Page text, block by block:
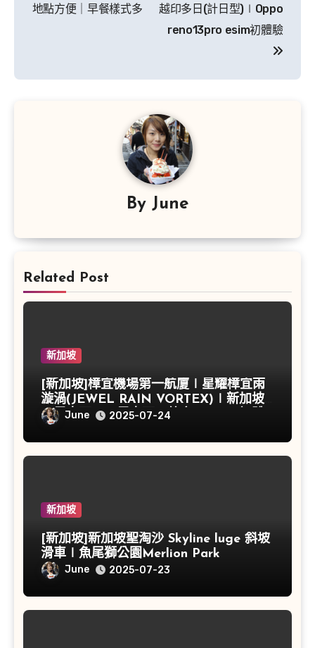
覽地點方便｜早餐樣式多
越印多日(計日型)∣Oppo
reno13pro esim初體驗
By June
Related Post
新加坡
[新加坡]樟宜機場第一航廈∣星耀樟宜雨
漩渦(JEWEL RAIN VORTEX)∣新加坡
→馬來西亞∣馬來西亞航空MH606初體
驗
June 2025-07-24
新加坡
[新加坡]新加坡聖淘沙 Skyline luge 斜坡
滑車∣魚尾獅公園Merlion Park
June 2025-07-23